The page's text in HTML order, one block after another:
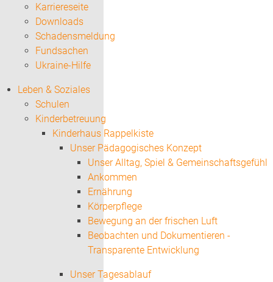
Karriereseite
Downloads
Schadensmeldung
Fundsachen
Ukraine-Hilfe
Leben & Soziales
Schulen
Kinderbetreuung
Kinderhaus Rappelkiste
Unser Pädagogisches Konzept
Unser Alltag, Spiel & Gemeinschaftsgefühl
Ankommen
Ernährung
Körperpflege
Bewegung an der frischen Luft
Beobachten und Dokumentieren -
Transparente Entwicklung
Unser Tagesablauf